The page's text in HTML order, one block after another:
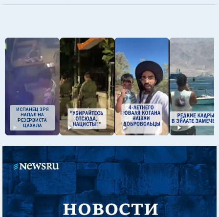
ИСПАНЕЦ ЗРЯ
НАПАЛ НА
РЕЗЕРВИСТА
ЦАХАЛА